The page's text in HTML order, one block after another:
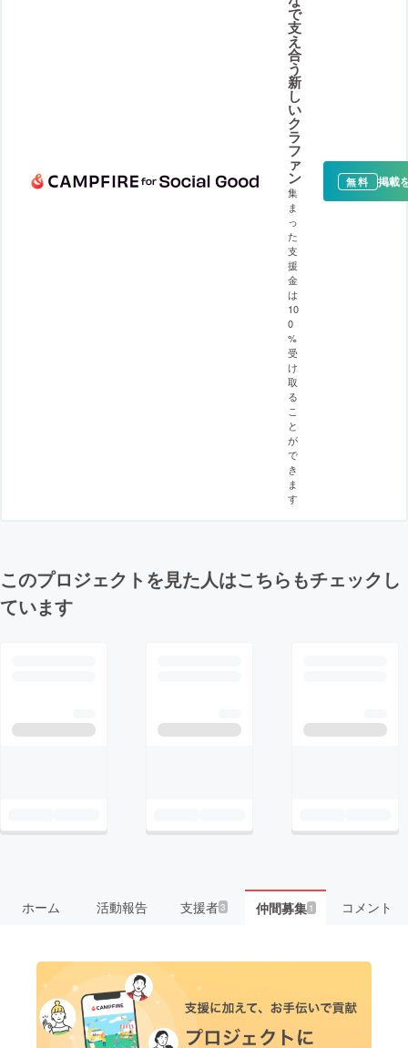
で
支
え
合
う
新
し
い
ク
ラ
フ
ァ
ン
集
ま
っ
た
支
援
金
は
10
0
%
受
け
取
る
こ
と
が
で
き
ま
す
無料 掲載
このプロジェクトを見た人はこちらもチェックし
ています
ホーム 活動報告 支援者3 仲間募集 1 コメント